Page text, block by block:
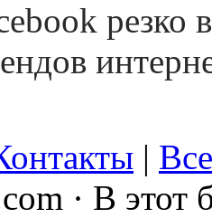
резко
|
· В этот